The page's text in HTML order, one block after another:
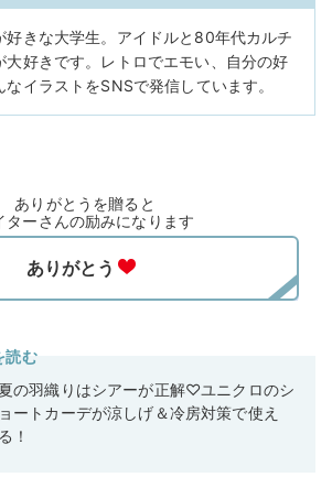
好きな大学生。アイドルと80年代カルチ
大好きです。レトロでエモい、自分の好
イラストをSNSで発信しています。
ありがとうを贈ると
ターさんの励みになります
読む
夏の羽織りはシアーが正解♡ユニクロのシ
ョートカーデが涼しげ＆冷房対策で使え
る！